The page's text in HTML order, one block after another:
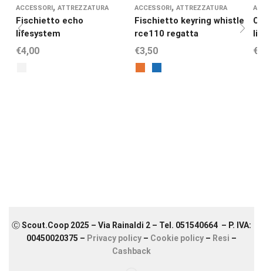
ACCESSORI, ATTREZZATURA
Fischietto echo
lifesystem
€4,00
ACCESSORI, ATTREZZATURA
Fischietto keyring whistle
rce110 regatta
€3,50 €
Ⓒ Scout.Coop 2025 – Via Rainaldi 2 – Tel. 051540664 – P. IVA:
00450020375 – Privacy policy – Cookie policy – Resi –
Cashback